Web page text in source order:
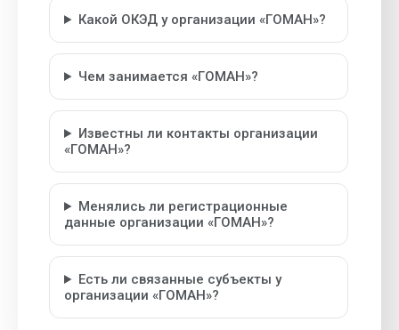
Какой ОКЭД у организации «ГОМАН»?
Чем занимается «ГОМАН»?
Известны ли контакты организации
«ГОМАН»?
Менялись ли регистрационные
данные организации «ГОМАН»?
Есть ли связанные субъекты у
организации «ГОМАН»?